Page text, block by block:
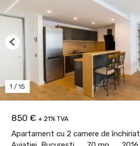
850 € + 21% TVA
Apartament cu 2 camere de închiriat
1 / 15
Previous